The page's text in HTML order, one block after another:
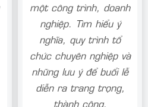
một công trình, doanh
nghiệp. Tìm hiểu ý
nghĩa, quy trình tổ
chức chuyên nghiệp và
những lưu ý để buổi lễ
diễn ra trang trọng,
thành công.